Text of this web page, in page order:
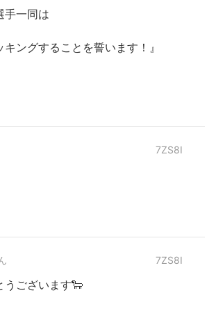
手一同は
ングすることを誓います！』
7ZS8I
7ZS8I
うございます🐑